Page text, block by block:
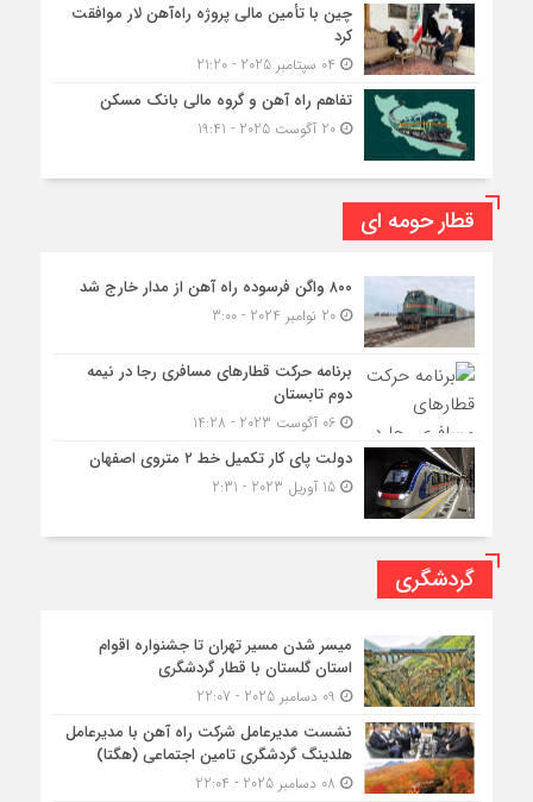
چین با تأمین مالی پروژه راه‌آهن لار موافقت
کرد
تفاهم راه آهن و گروه مالی بانک مسکن
20 آگوست 2025 - 19:41
قطار حومه ای
۸۰۰ واگن فرسوده راه آهن از مدار خارج شد
20 نوامبر 2024 - 3:00
برنامه حرکت قطارهای مسافری رجا در نیمه
دوم تابستان
06 آگوست 2023 - 14:28
دولت پای کار تکمیل خط ۲ متروی اصفهان
15 آوریل 2023 - 2:31
گردشگری
میسر شدن مسیر تهران تا جشنواره اقوام
استان گلستان با قطار گردشگری
نشست مدیرعامل شرکت راه آهن با مدیرعامل
هلدینگ گردشگری تامین اجتماعی (هگتا)